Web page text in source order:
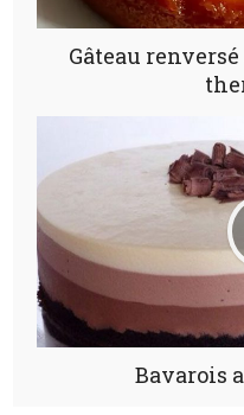
Gâteau
Bavarois